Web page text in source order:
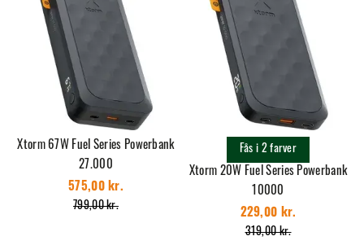
Xtorm 67W Fuel Series Powerbank
27.000
799,00 kr.
575,00 kr.
Xtorm 20W Fuel Series Powerbank
10000
319,00 kr.
229,00 kr.
Fås i 2 farver